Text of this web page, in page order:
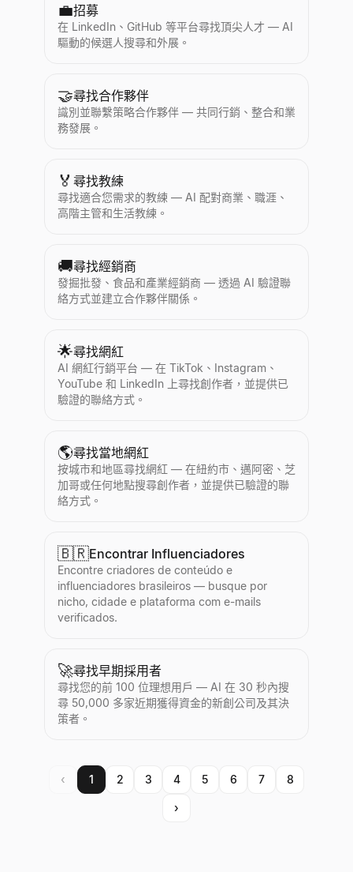
💼招募
在 LinkedIn、GitHub 等平台尋找頂尖人才 — AI
驅動的候選人搜尋和外展。
🤝尋找合作夥伴
識別並聯繫策略合作夥伴 — 共同行銷、整合和業
務發展。
🏅 尋找教練
尋找適合您需求的教練 — AI 配對商業、職涯、
高階主管和生活教練。
🚚尋找經銷商
發掘批發、食品和產業經銷商 — 透過 AI 驗證聯
絡方式並建立合作夥伴關係。
🌟尋找網紅
AI 網紅行銷平台 — 在 TikTok、Instagram、
YouTube 和 LinkedIn 上尋找創作者，並提供已
驗證的聯絡方式。
🌎尋找當地網紅
按城市和地區尋找網紅 — 在紐約市、邁阿密、芝
加哥或任何地點搜尋創作者，並提供已驗證的聯
絡方式。
🇧🇷Encontrar Influenciadores
Encontre criadores de conteúdo e
influenciadores brasileiros — busque por
nicho, cidade e plataforma com e-mails
verificados.
🚀尋找早期採用者
尋找您的前 100 位理想用戶 — AI 在 30 秒內搜
尋 50,000 多家近期獲得資金的新創公司及其決
策者。
‹ 1 2 3 4 5 6 7 8
›